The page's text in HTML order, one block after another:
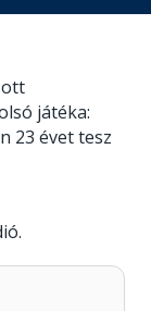
játéka:
23 évet tesz